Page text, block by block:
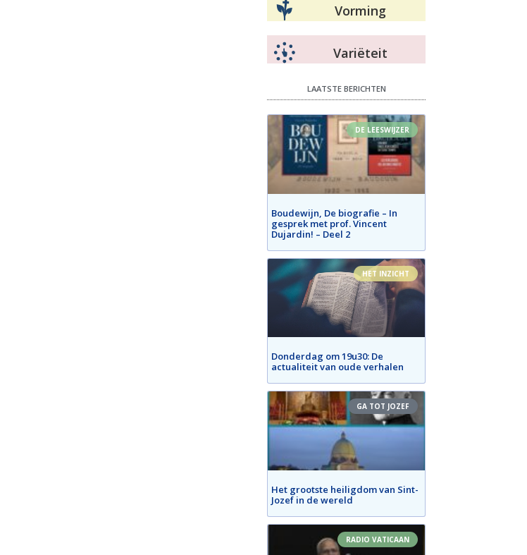
Vorming
Variëteit
LAATSTE BERICHTEN
DE LEESWIJZER
Boudewijn, De biografie – In
gesprek met prof. Vincent
Dujardin! – Deel 2
HET INZICHT
Donderdag om 19u30: De
actualiteit van oude verhalen
GA TOT JOZEF
Het grootste heiligdom van Sint-
Jozef in de wereld
RADIO VATICAAN